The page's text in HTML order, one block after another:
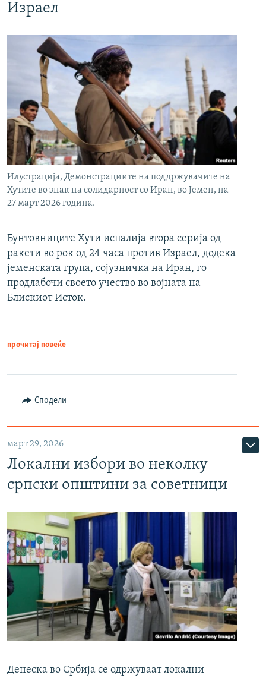
Израел
Илустрација, Демонстрациите на поддржувачите на
Хутите во знак на солидарност со Иран, во Јемен, на
27 март 2026 година.
Бунтовниците Хути испалија втора серија од
ракети во рок од 24 часа против Израел, додека
јеменската група, сојузничка на Иран, го
продлабочи своето учество во војната на
Блискиот Исток.
прочитај повеќе
Сподели
март 29, 2026
Локални избори во неколку
српски општини за советници
Денеска во Србија се одржуваат локални